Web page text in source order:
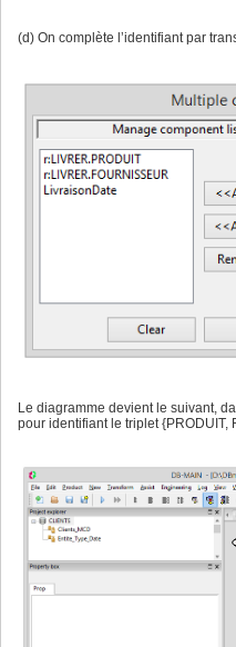
(d) On complète l’identifiant par
Le diagramme devient le suivant,
pour identifiant le triplet {PRODUIT,